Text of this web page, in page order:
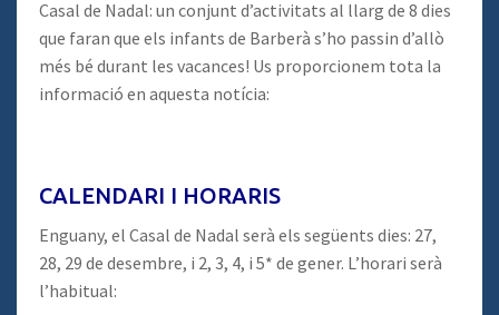
Casal de Nadal: un conjunt d’activitats al llarg de 8 dies
que faran que els infants de Barberà s’ho passin d’allò
més bé durant les vacances! Us proporcionem tota la
informació en aquesta notícia:
CALENDARI I HORARIS
Enguany, el Casal de Nadal serà els següents dies: 27,
28, 29 de desembre, i 2, 3, 4, i 5* de gener. L’horari serà
l’habitual: